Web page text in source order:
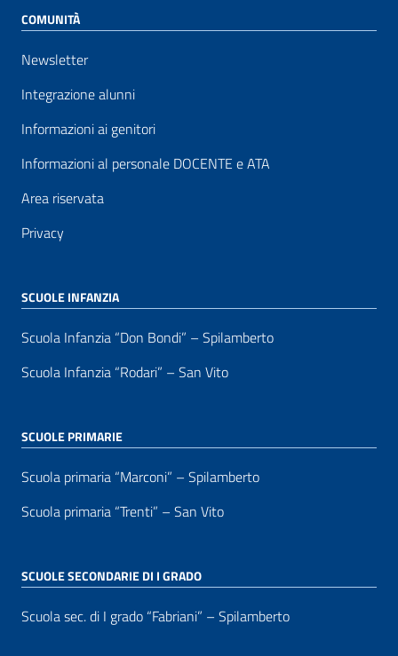
COMUNITÀ
Newsletter
Integrazione alunni
Informazioni ai genitori
Informazioni al personale DOCENTE e ATA
Area riservata
Privacy
SCUOLE INFANZIA
Scuola Infanzia “Don Bondi” – Spilamberto
Scuola Infanzia “Rodari” – San Vito
SCUOLE PRIMARIE
Scuola primaria “Marconi” – Spilamberto
Scuola primaria “Trenti” – San Vito
SCUOLE SECONDARIE DI I GRADO
Scuola sec. di I grado “Fabriani” – Spilamberto